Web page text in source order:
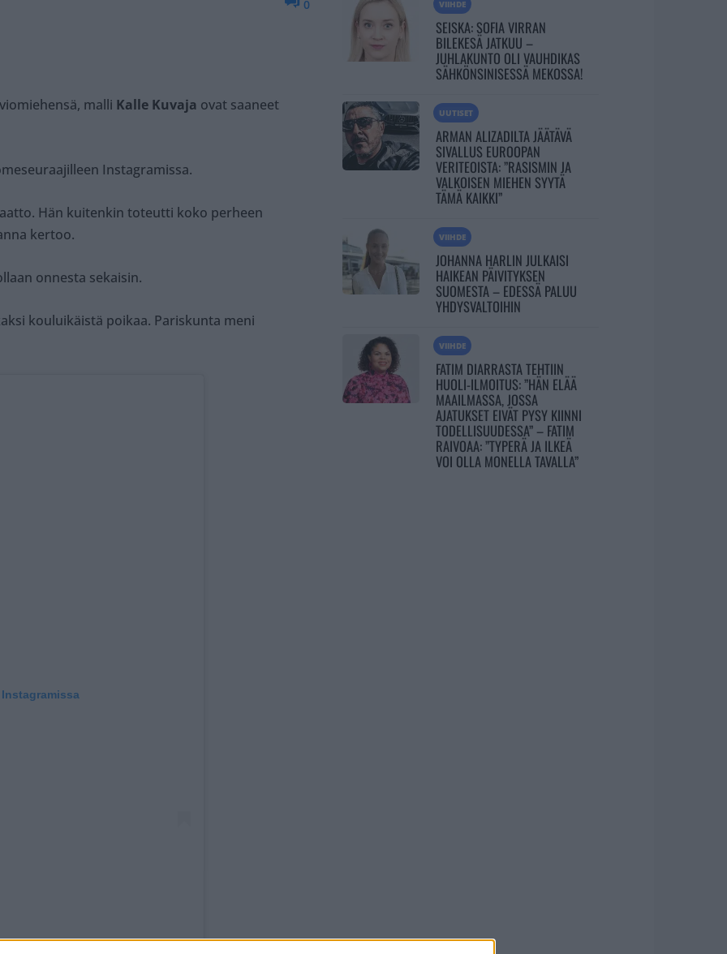
0
malli Kalle Kuvaja ovat saaneet
Instagramissa.
Hän kuitenkin toteutti koko perheen
kertoo.
onnesta sekaisin.
kouluikäistä poikaa. Pariskunta meni
VIIHDE
SEISKA: SOFIA VIRRAN
BILEKESÄ JATKUU –
JUHLAKUNTO OLI VAUHDIKAS
SÄHKÖNSINISESSÄ MEKOSSA!
UUTISET
ARMAN ALIZADILTA JÄÄTÄVÄ
SIVALLUS EUROOPAN
VERITEOISTA: ”RASISMIN JA
VALKOISEN MIEHEN SYYTÄ
TÄMÄ KAIKKI”
VIIHDE
JOHANNA HARLIN JULKAISI
HAIKEAN PÄIVITYKSEN
SUOMESTA – EDESSÄ PALUU
YHDYSVALTOIHIN
VIIHDE
FATIM DIARRASTA TEHTIIN
HUOLI-ILMOITUS: ”HÄN ELÄÄ
MAAILMASSA, JOSSA
AJATUKSET EIVÄT PYSY KIINNI
TODELLISUUDESSA” – FATIM
RAIVOAA: ”TYPERÄ JA ILKEÄ
VOI OLLA MONELLA TAVALLA”